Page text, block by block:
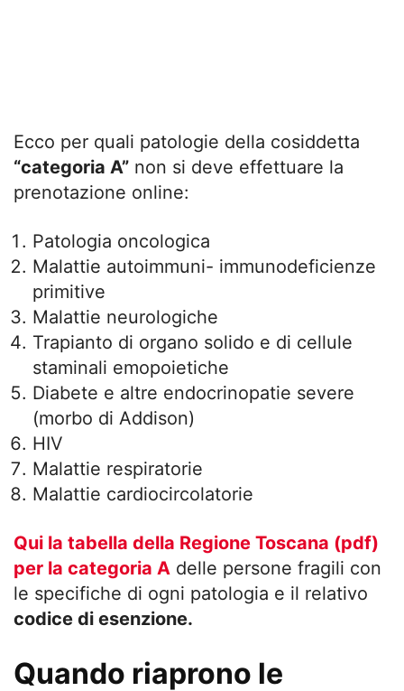
Ecco per quali patologie della cosiddetta
“categoria A” non si deve effettuare la
prenotazione online:
Patologia oncologica
Malattie autoimmuni- immunodeficienze
primitive
Malattie neurologiche
Trapianto di organo solido e di cellule
staminali emopoietiche
Diabete e altre endocrinopatie severe
(morbo di Addison)
HIV
Malattie respiratorie
Malattie cardiocircolatorie
Qui la tabella della Regione Toscana (pdf)
per la categoria A delle persone fragili con
le specifiche di ogni patologia e il relativo
codice di esenzione.
Quando riaprono le